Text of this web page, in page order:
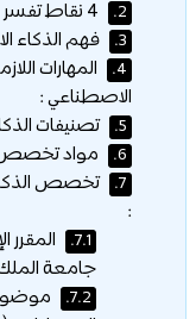
2.
3. فهم الذكاء
4.
المهارات
الاصطناعي :
5. تصنيفات
6. مواد تخصص
7.
تخصص
:
7.1.
المقرر
جامعة الملك
7.2.